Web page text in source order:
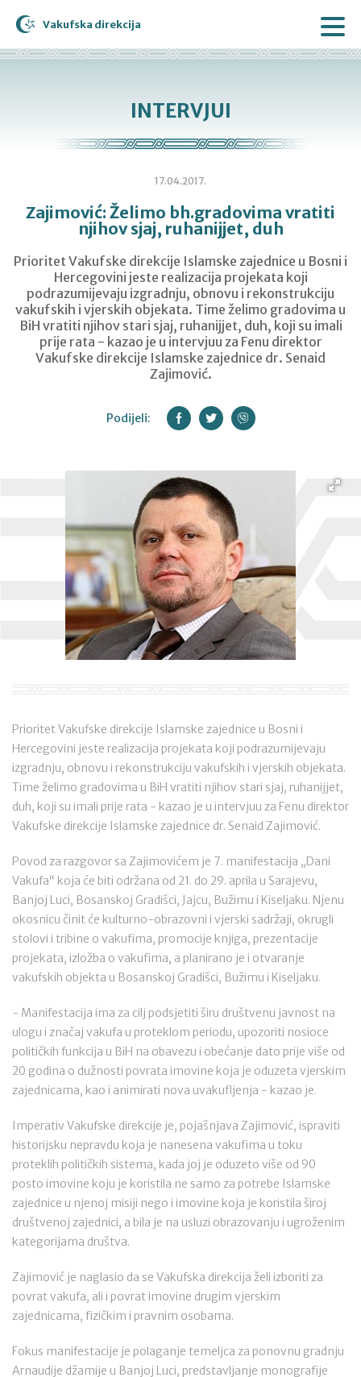
Vakufska direkcija
INTERVJUI
17.04.2017.
Zajimović: Želimo bh.gradovima vratiti
njihov sjaj, ruhanijjet, duh
Prioritet Vakufske direkcije Islamske zajednice u Bosni i
Hercegovini jeste realizacija projekata koji
podrazumijevaju izgradnju, obnovu i rekonstrukciju
vakufskih i vjerskih objekata. Time želimo gradovima u
BiH vratiti njihov stari sjaj, ruhanijjet, duh, koji su imali
prije rata - kazao je u intervjuu za Fenu direktor
Vakufske direkcije Islamske zajednice dr. Senaid
Zajimović.
Podijeli:
Prioritet Vakufske direkcije Islamske zajednice u Bosni i
Hercegovini jeste realizacija projekata koji podrazumijevaju
izgradnju, obnovu i rekonstrukciju vakufskih i vjerskih objekata.
Time želimo gradovima u BiH vratiti njihov stari sjaj, ruhanijjet,
duh, koji su imali prije rata - kazao je u intervjuu za Fenu direktor
Vakufske direkcije Islamske zajednice dr. Senaid Zajimović.
Povod za razgovor sa Zajimovićem je 7. manifestacija „Dani
Vakufa“ koja će biti održana od 21. do 29. aprila u Sarajevu,
Banjoj Luci, Bosanskoj Gradišci, Jajcu, Bužimu i Kiseljaku. Njenu
okosnicu činit će kulturno-obrazovni i vjerski sadržaji, okrugli
stolovi i tribine o vakufima, promocije knjiga, prezentacije
projekata, izložba o vakufima, a planirano je i otvaranje
vakufskih objekta u Bosanskoj Gradišci, Bužimu i Kiseljaku.
- Manifestacija ima za cilj podsjetiti širu društvenu javnost na
ulogu i značaj vakufa u proteklom periodu, upozoriti nosioce
političkih funkcija u BiH na obavezu i obećanje dato prije više od
20 godina o dužnosti povrata imovine koja je oduzeta vjerskim
zajednicama, kao i animirati nova uvakufljenja - kazao je.
Imperativ Vakufske direkcije je, pojašnjava Zajimović, ispraviti
historijsku nepravdu koja je nanesena vakufima u toku
proteklih političkih sistema, kada joj je oduzeto više od 90
posto imovine koju je koristila ne samo za potrebe Islamske
zajednice u njenoj misiji nego i imovine koja je koristila široj
društvenoj zajednici, a bila je na usluzi obrazovanju i ugroženim
kategorijama društva.
Zajimović je naglasio da se Vakufska direkcija želi izboriti za
povrat vakufa, ali i povrat imovine drugim vjerskim
zajednicama, fizičkim i pravnim osobama.
Fokus manifestacije je polaganje temeljca za ponovnu gradnju
Arnaudije džamije u Banjoj Luci, predstavljanje monografije